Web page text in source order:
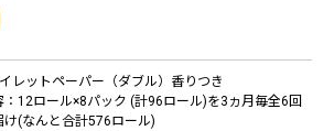
レットペーパー（ダブル）香りつき
：12ロール×8パック (計96ロール)を3ヵ月毎全6回
け(なんと合計576ロール)